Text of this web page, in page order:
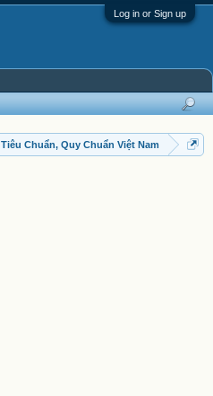
Log in or Sign up
Tiêu Chuẩn, Quy Chuẩn Việt Nam